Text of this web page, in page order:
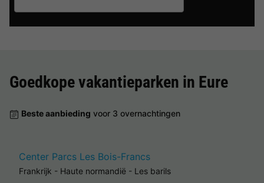
Goedkope vakantieparken in Eure
Beste aanbieding voor 3 overnachtingen
Center Parcs Les Bois-Francs
Frankrijk - Haute normandië - Les barils